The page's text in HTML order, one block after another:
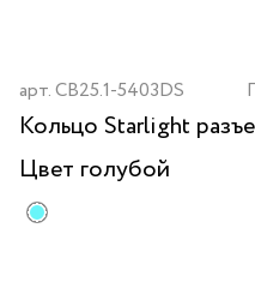
арт.CB25.1-5403DS
Кольцо Starlight
Цвет голубой